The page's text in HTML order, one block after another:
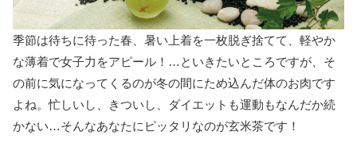
季節は待ちに待った春、暑い上着を一枚脱ぎ捨てて、軽やか
な薄着で女子力をアピール！…といきたいところですが、そ
の前に気になってくるのが冬の間にため込んだ体のお肉です
よね。忙しいし、きついし、ダイエットも運動もなんだか続
かない…そんなあなたにピッタリなのが玄米茶です！